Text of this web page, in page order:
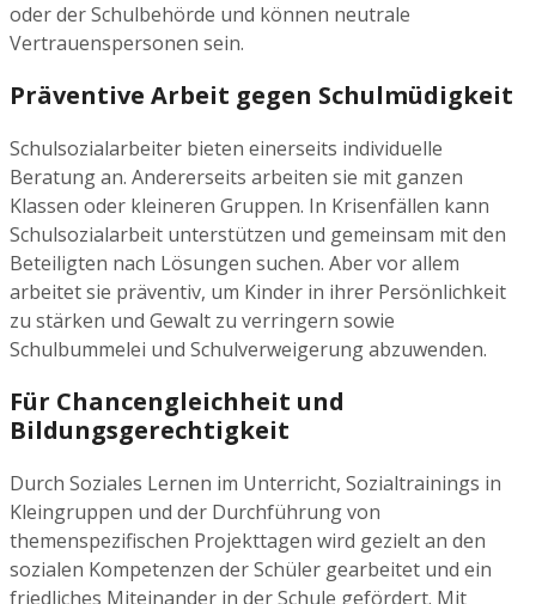
oder der Schulbehörde und können neutrale
Vertrauenspersonen sein.
Präventive Arbeit gegen Schulmüdigkeit
Schulsozialarbeiter bieten einerseits individuelle
Beratung an. Andererseits arbeiten sie mit ganzen
Klassen oder kleineren Gruppen. In Krisenfällen kann
Schulsozialarbeit unterstützen und gemeinsam mit den
Beteiligten nach Lösungen suchen. Aber vor allem
arbeitet sie präventiv, um Kinder in ihrer Persönlichkeit
zu stärken und Gewalt zu verringern sowie
Schulbummelei und Schulverweigerung abzuwenden.
Für Chancengleichheit und
Bildungsgerechtigkeit
Durch Soziales Lernen im Unterricht, Sozialtrainings in
Kleingruppen und der Durchführung von
themenspezifischen Projekttagen wird gezielt an den
sozialen Kompetenzen der Schüler gearbeitet und ein
friedliches Miteinander in der Schule gefördert. Mit